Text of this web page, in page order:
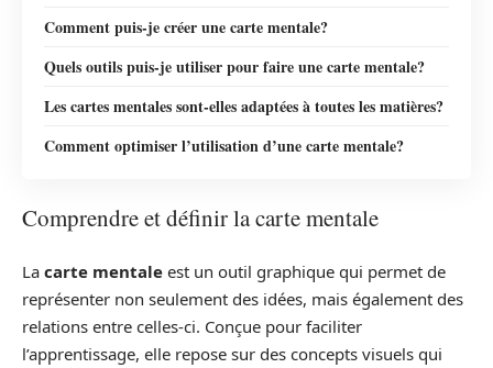
Comment puis-je créer une carte mentale?
Quels outils puis-je utiliser pour faire une carte mentale?
Les cartes mentales sont-elles adaptées à toutes les matières?
Comment optimiser l’utilisation d’une carte mentale?
Comprendre et définir la carte mentale
La carte mentale est un outil graphique qui permet de
représenter non seulement des idées, mais également des
relations entre celles-ci. Conçue pour faciliter
l’apprentissage, elle repose sur des concepts visuels qui